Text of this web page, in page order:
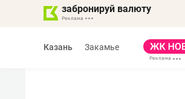
забронируй валюту
Казань Закамье